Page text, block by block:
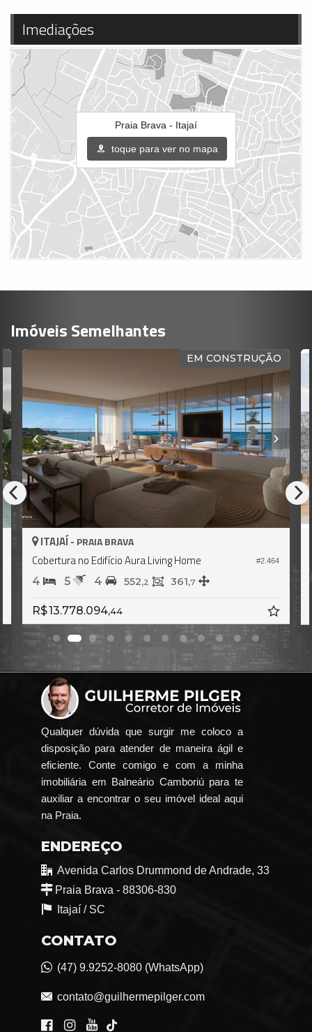
Imediações
Praia Brava - Itajaí
toque para ver no mapa
Imóveis Semelhantes
EM CONSTRUÇÃO
PRAIA BRAVA
no Edifício Aura Living Home
4 552, 2 361,7
44 R$
Qualquer dúvida que surgir me coloco a
disposição para atender de maneira ágil e
eficiente. Conte comigo e com a minha
imobiliária em Balneário Camboriú para te
auxiliar a encontrar o seu imóvel ideal aqui
na Praia.
ENDEREÇO
Avenida Carlos Drummond de Andrade, 33
Praia Brava - 88306-830
Itajaí / SC
CONTATO
(47) 9.9252-8080 (WhatsApp)
contato@guilhermepilger.com